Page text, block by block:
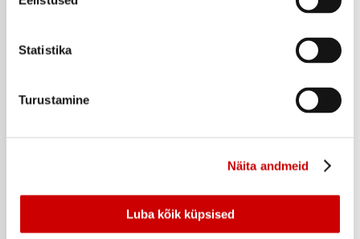
Statistika
Turustamine
Näita andmeid
Luba kõik küpsised